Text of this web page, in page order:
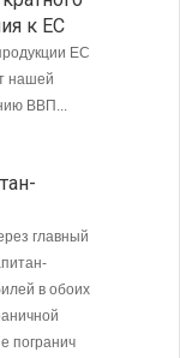
к ЕС
ЕС
нашей
ВВП...
главный
в обоих
погранич